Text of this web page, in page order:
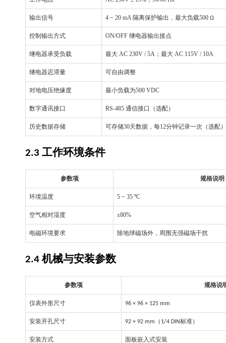
输出信号 4 ~ 20 mA 隔离保护输出，最大负载500 Ω
控制输出方式 ON/OFF 继电器输出接点
继电器承受负载 最大 AC 230V / 5A ；最大 AC 115V / 10A
继电器迟滞量 可自由调整
对地电压绝缘度 最小负载为500 VDC
数字通讯接口 RS-485 通信接口（选配）
历史数据存储 可存储30天数据，每12分钟记录一次（选配）
2.3 工作环境条件
参数项 规格说明
环境温度 5 ~ 35 °C
空气相对湿度 ≤80%
电磁环境要求 除地球磁场外，周围无强磁场干扰
2.4 机械与安装参数
参数项 规格说
仪表外形尺寸 96 × 96 × 125 mm
安装开孔尺寸 92 × 92 mm （ 1/4 DIN标准）
安装方式 面板嵌入式安装